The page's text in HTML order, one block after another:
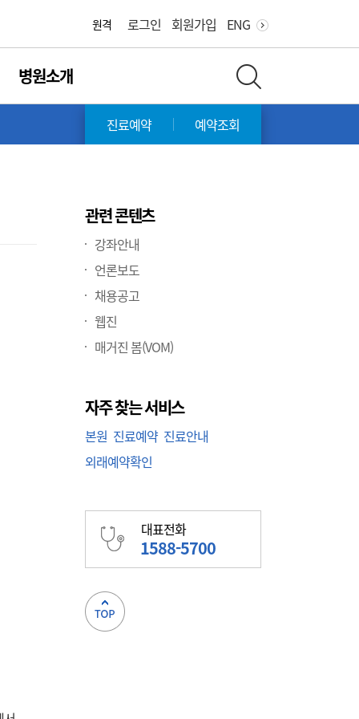
원격 로그인 회원가입 ENG
병원소개
진료예약 예약조회
관련 콘텐츠
강좌안내
언론보도
채용공고
웹진
매거진 봄(VOM)
자주 찾는 서비스
본원 진료예약 진료안내
외래예약확인
대표전화
1588-5700